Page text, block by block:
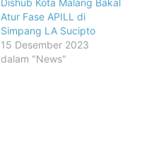
Dishub Kota Malang Bakal
Atur Fase APILL di
Simpang LA Sucipto
15 Desember 2023
dalam "News"